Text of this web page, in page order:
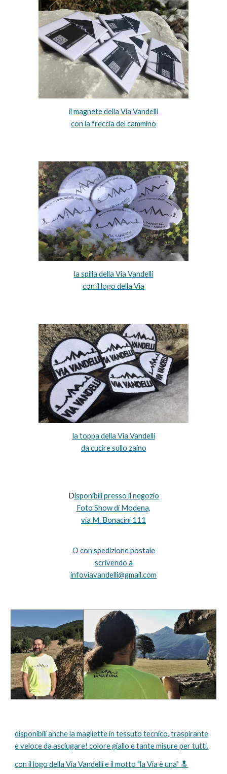
il magnete della Via Vandelli
con la freccia del cammino
la spilla della Via Vandelli
con il logo della Via
la toppa della Via Vandelli
da cucire sullo zaino
Disponibili presso il negozio
Foto Show di Modena,
via M. Bonacini 111
O con spedizione postale
scrivendo a
infoviavandelli@gmail.com
disponibili anche la magliette in tessuto tecnico, traspirante
e veloce da asciugare! colore giallo e tante misure per tutti.
con il logo della Via Vandelli e il motto "la Via è una" 🔝